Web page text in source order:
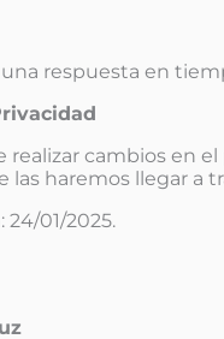
respuesta en
realizar cambios en
las haremos llegar a
01/2025.